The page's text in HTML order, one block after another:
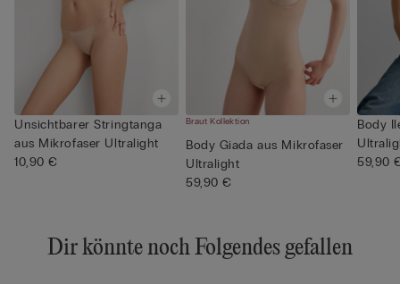
Unsichtbarer Stringtanga
aus Mikrofaser Ultralight
10,90 €
Braut Kollektion
Body Giada aus Mikrofaser
Ultralight
59,90 €
Body
59,90
Dir könnte noch Folgendes gefallen